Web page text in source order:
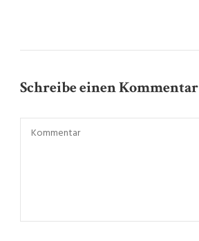
Schreibe einen Kommentar